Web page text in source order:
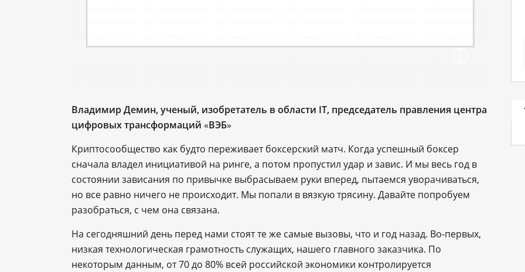
Владимир Демин, ученый, изобретатель в области IT, председатель правления центра
цифровых трансформаций «ВЭБ»
Криптосообщество как будто переживает боксерский матч. Когда успешный боксер
сначала владел инициативой на ринге, а потом пропустил удар и завис. И мы весь год в
состоянии зависания по привычке выбрасываем руки вперед, пытаемся уворачиваться,
но все равно ничего не происходит. Мы попали в вязкую трясину. Давайте попробуем
разобраться, с чем она связана.
На сегодняшний день перед нами стоят те же самые вызовы, что и год назад. Во-первых,
низкая технологическая грамотность служащих, нашего главного заказчика. По
некоторым данным, от 70 до 80% всей российской экономики контролируется